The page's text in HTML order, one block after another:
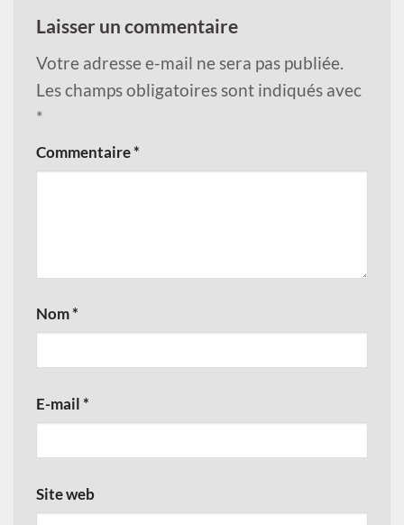
Laisser un commentaire
Votre adresse e-mail ne sera pas publiée.
Les champs obligatoires sont indiqués avec
*
Commentaire*
Nom*
E-mail*
Site web